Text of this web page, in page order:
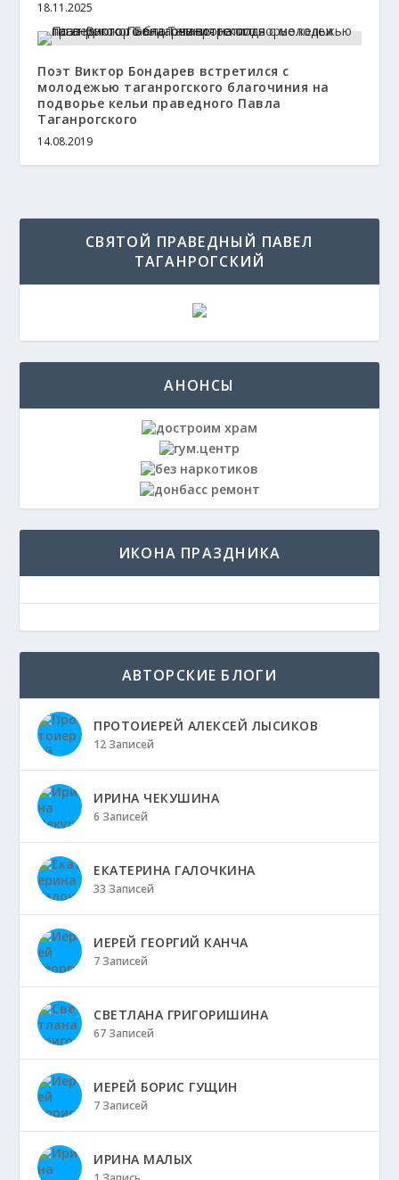
18.11.2025
Поэт Виктор Бондарев встретился с
молодежью таганрогского благочиния на
подворье кельи праведного Павла
Таганрогского
14.08.2019
СВЯТОЙ ПРАВЕДНЫЙ ПАВЕЛ
ТАГАНРОГСКИЙ
АНОНСЫ
ИКОНА ПРАЗДНИКА
АВТОРСКИЕ БЛОГИ
ПРОТОИЕРЕЙ АЛЕКСЕЙ ЛЫСИКОВ
12 Записей
ИРИНА ЧЕКУШИНА
6 Записей
ЕКАТЕРИНА ГАЛОЧКИНА
33 Записей
ИЕРЕЙ ГЕОРГИЙ КАНЧА
7 Записей
СВЕТЛАНА ГРИГОРИШИНА
67 Записей
ИЕРЕЙ БОРИС ГУЩИН
7 Записей
ИРИНА МАЛЫХ